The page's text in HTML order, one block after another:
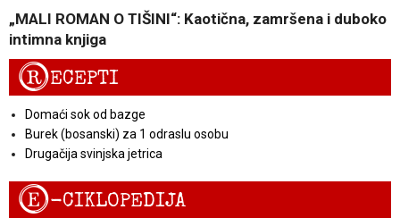
„MALI ROMAN O TIŠINI“: Kaotična, zamršena i duboko
intimna knjiga
RECEPTI
Domaći sok od bazge
Burek (bosanski) za 1 odraslu osobu
Drugačija svinjska jetrica
E-CIKLOPEDIJA